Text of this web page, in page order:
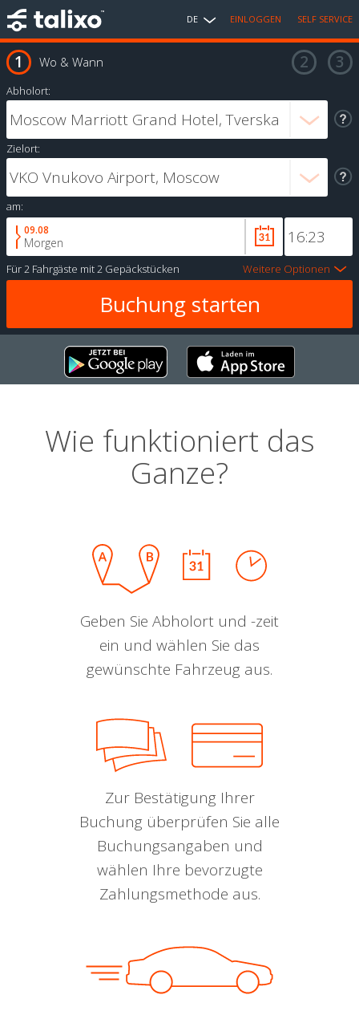
DE EINLOGGEN SELF SERVICE
Wo & Wann
Abholort:
Zielort:
am:
09.08
Morgen
Für2 Fahrgäste mit2 Gepäckstücken Weitere Optionen
Wie funktioniert das
Ganze?
Geben Sie Abholort und -zeit
ein und wählen Sie das
gewünschte Fahrzeug aus.
Zur Bestätigung Ihrer
Buchung überprüfen Sie alle
Buchungsangaben und
wählen Ihre bevorzugte
Zahlungsmethode aus.